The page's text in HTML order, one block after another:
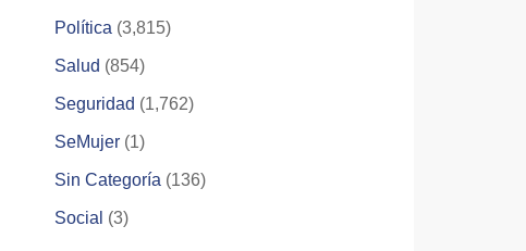
Política (3,815)
Salud (854)
Seguridad (1,762)
SeMujer (1)
Sin Categoría (136)
Social (3)